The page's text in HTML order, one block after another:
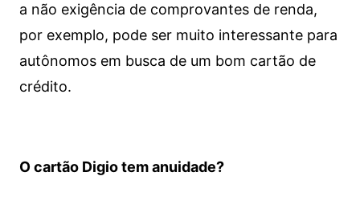
a não exigência de comprovantes de renda,
por exemplo, pode ser muito interessante para
autônomos em busca de um bom cartão de
crédito.
O cartão Digio tem anuidade?